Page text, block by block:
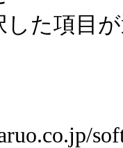
目が選